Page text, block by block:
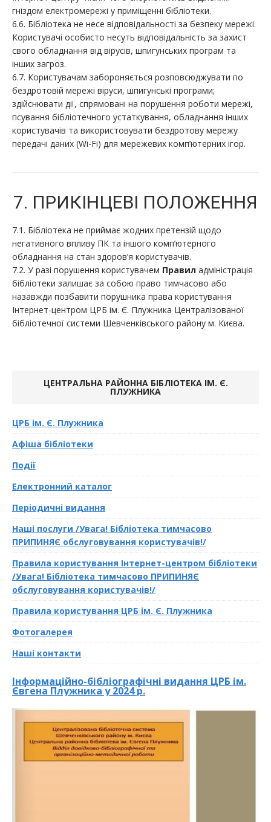
гніздом електромережі у приміщенні бібліотеки.
6.6. Бібліотека не несе відповідальності за безпеку мережі.
Користувачі особисто несуть відповідальність за захист
свого обладнання від вірусів, шпигунських програм та
інших загроз.
6.7. Користувачам забороняється розповсюджувати по
бездротовій мережі віруси, шпигунські програми;
здійснювати дії, спрямовані на порушення роботи мережі,
псування бібліотечного устаткування, обладнання інших
користувачів та використовувати бездротову мережу
передачі даних (Wi-Fi) для мережевих комп’ютерних ігор.
7. ПРИКІНЦЕВІ ПОЛОЖЕННЯ
7.1. Бібліотека не приймає жодних претензій щодо
негативного впливу ПК та іншого комп’ютерного
обладнання на стан здоров’я користувачів.
7.2. У разі порушення користувачем Правил адміністрація
бібліотеки залишає за собою право тимчасово або
назавжди позбавити порушника права користування
Інтернет-центром ЦРБ ім. Є. Плужника Централізованої
бібліотечної системи Шевченківського району м. Києва.
ЦЕНТРАЛЬНА РАЙОННА БІБЛІОТЕКА ІМ. Є.
ПЛУЖНИКА
ЦРБ ім. Є. Плужника
Афіша бібліотеки
Події
Електронний каталог
Періодичні видання
Наші послуги /Увага! Бібліотека тимчасово
ПРИПИНЯЄ обслуговування користувачів!/
Правила користування Інтернет-центром бібліотеки
/Увага! Бібліотека тимчасово ПРИПИНЯЄ
обслуговування користувачів!/
Правила користування ЦРБ ім. Є. Плужника
Фотогалерея
Наші контакти
Інформаційно-бібліографічні видання ЦРБ ім.
Євгена Плужника у 2024 р.